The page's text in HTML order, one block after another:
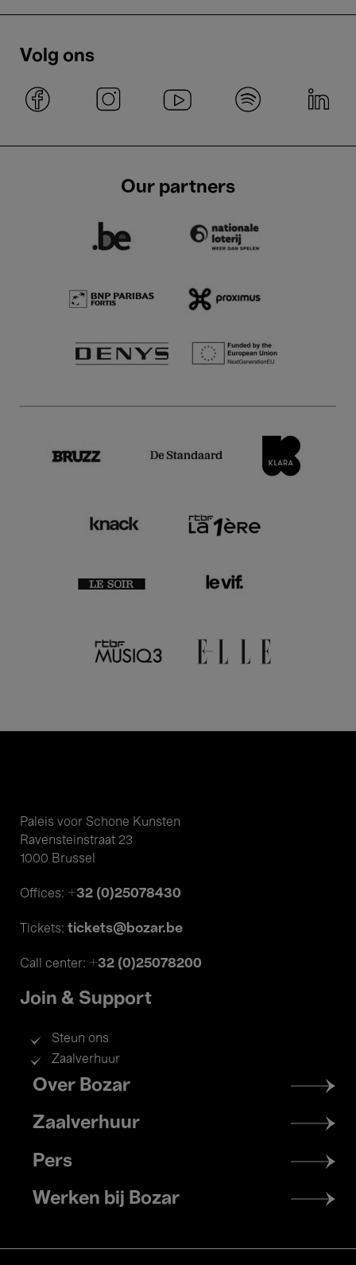
Volg ons
Our partners
Paleis voor Schone Kunsten
Ravensteinstraat 23
1000 Brussel
Offices: +32 (0)25078430
Tickets: tickets@bozar.be
Call center: +32 (0)25078200
Join & Support
Steun ons
Zaalverhuur
Footer
menu
Over Bozar
Zaalverhuur
Pers
Werken bij Bozar